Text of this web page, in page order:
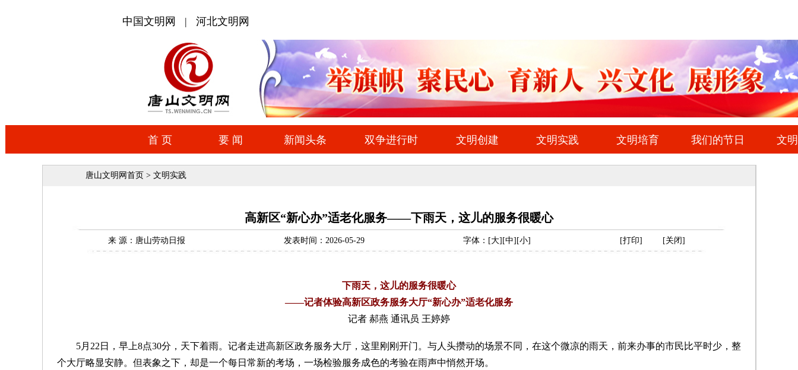
唐山文明网首页 > 文明实践
高新区“新心办”适老化服务——下雨天，这儿的服务很暖心
来 源：唐山劳动日报 发表时间：2026-05-29 字体： [大][中][小] [打印] [关闭]
下雨天，这儿的服务很暖心
——记者体验高新区政务服务大厅“新心办”适老化服务
记者 郝燕 通讯员 王婷婷
5月22日，早上8点30分，天下着雨。记者走进高新区政务服务大厅，这里刚刚开门。与人头攒动的场景不同，在这个微凉的雨天，前来办事的市民比平时少，整
个大厅略显安静。但表象之下，却是一个每日常新的考场，一场检验服务成色的考验在雨声中悄然开场。